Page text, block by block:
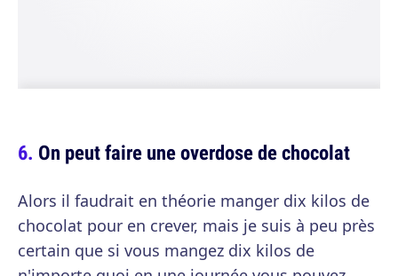
On peut faire une overdose de chocolat
Alors il faudrait en théorie manger dix kilos de
chocolat pour en crever, mais je suis à peu près
certain que si vous mangez dix kilos de